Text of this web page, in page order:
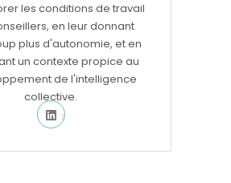
les conditions de travail
en leur donnant
plus d'autonomie, et en
un contexte propice au
de l'intelligence
collective.